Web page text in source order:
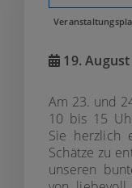
19.
Am 23. und
10 bis 15
Sie herzlich
Schätze zu
unseren